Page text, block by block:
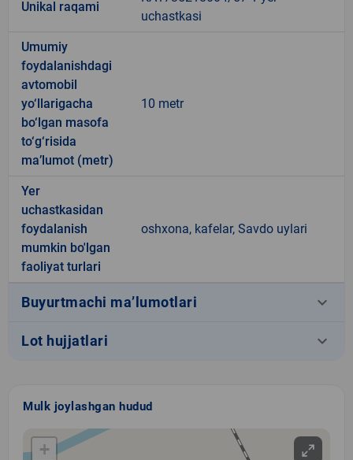
Unikal raqami
uchastkasi
Umumiy
foydalanishdagi
avtomobil
yo‘llarigacha
bo‘lgan masofa
to‘g‘risida
ma’lumot (metr)
10 metr
Yer
uchastkasidan
foydalanish
mumkin bo'lgan
faoliyat turlari
oshxona, kafelar, Savdo uylari
Buyurtmachi ma’lumotlari keyboard_arrow_down
Lot hujjatlari keyboard_arrow_down
Mulk joylashgan hudud
+